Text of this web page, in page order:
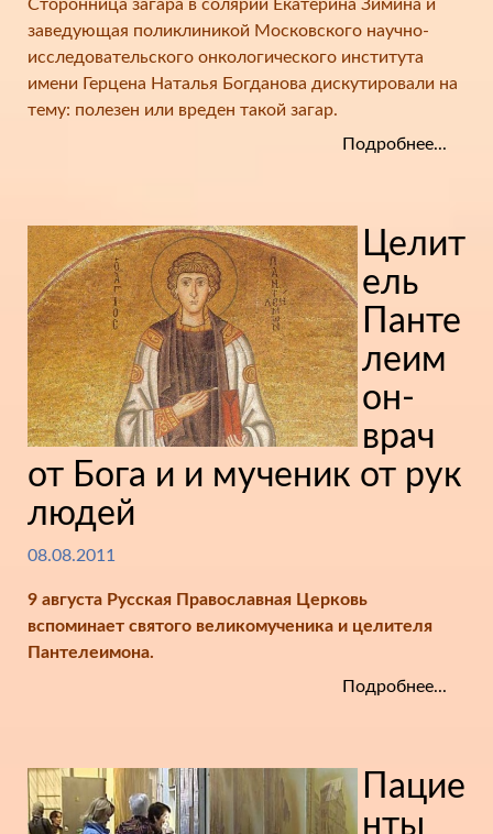
Сторонница загара в солярии Екатерина Зимина и
заведующая поликлиникой Московского научно-
исследовательского онкологического института
имени Герцена Наталья Богданова дискутировали на
тему: полезен или вреден такой загар.
Подробнее...
Целит
ель
Панте
леим
он-
врач
от Бога и и мученик от рук
людей
08.08.2011
9 августа Русская Православная Церковь
вспоминает святого великомученика и целителя
Пантелеимона.
Подробнее...
Пацие
нты